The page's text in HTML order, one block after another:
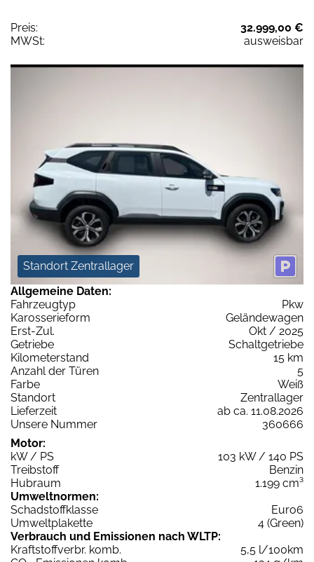
Preis:
32.999,00 €
MWSt:
ausweisbar
Standort Zentrallager
Allgemeine Daten:
Fahrzeugtyp
Pkw
Karosserieform
Geländewagen
Erst-Zul.
Okt / 2025
Getriebe
Schaltgetriebe
Kilometerstand
15 km
Anzahl der Türen
5
Farbe
Weiß
Standort
Zentrallager
Lieferzeit
ab ca. 11.08.2026
Unsere Nummer
360666
Motor:
kW / PS
103 kW / 140 PS
Treibstoff
Benzin
Hubraum
1.199 cm³
Umweltnormen:
Schadstoffklasse
Euro6
Umweltplakette
4 (Green)
Verbrauch und Emissionen nach WLTP:
Kraftstoffverbr. komb.
5,5 l/100km